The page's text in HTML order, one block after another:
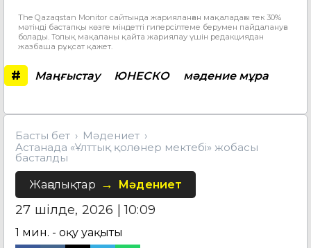
The Qazaqstan Monitor сайтында жарияланған мақаладағы тек 30%
мәтінді бастапқы көзге міндетті гиперсілтеме берумен пайдалануға
болады. Толық мақаланы қайта жариялау үшін редакциядан
жазбаша рұқсат қажет.
# Маңғыстау ЮНЕСКО мәдение мұра
Басты бет
Мәдениет
Астанада «Ұлттық қолөнер мектебі» жобасы
басталды
Жаңалықтар Мәдениет
27 шілде, 2026 | 10:09
1 мин. - оқу уақыты